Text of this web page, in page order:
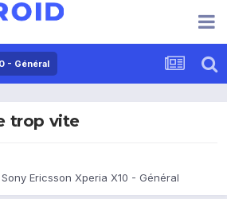
- Général
trop vite
Sony Ericsson Xperia X10 - Général